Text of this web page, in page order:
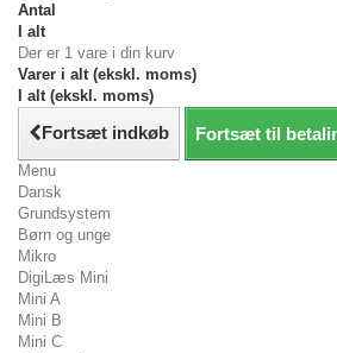
Antal
I alt
Der er 1 vare i din kurv
Varer i alt (ekskl. moms)
I alt (ekskl. moms)
Fortsæt indkøb Fortsæt til
Menu
Dansk
Grundsystem
Børn og unge
Mikro
DigiLæs Mini
Mini A
Mini B
Mini C